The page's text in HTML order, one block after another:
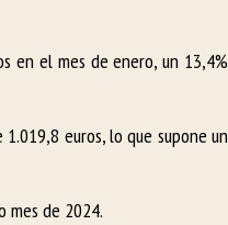
en el mes de enero, un 13,4%
euros, lo que supone un
mes de 2024.